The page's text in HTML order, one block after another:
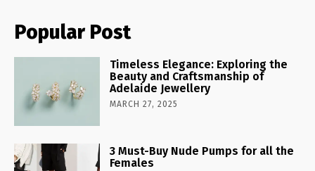
Popular Post
Timeless Elegance: Exploring the
Beauty and Craftsmanship of
Adelaide Jewellery
MARCH 27, 2025
3 Must-Buy Nude Pumps for all the
Females